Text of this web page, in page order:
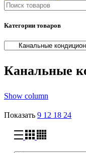
Категории товаров
Канальные
Show column
Показать 9 12 18 24